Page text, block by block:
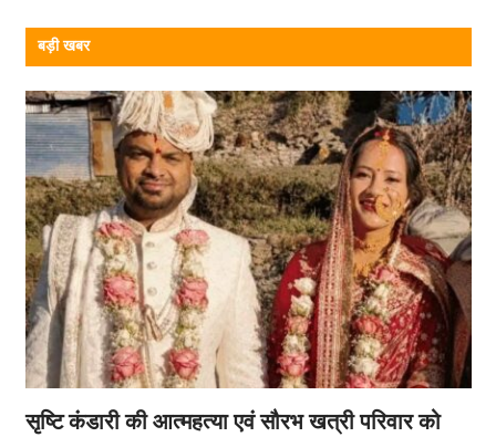
बड़ी खबर
सृष्टि कंडारी की आत्महत्या एवं सौरभ खत्री परिवार को